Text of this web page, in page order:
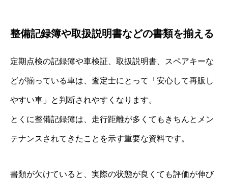
整備記録簿や取扱説明書などの書類を揃える
定期点検の記録簿や車検証、取扱説明書、スペアキーな
どが揃っている車は、査定士にとって「安心して再販し
やすい車」と判断されやすくなります。
とくに整備記録簿は、走行距離が多くてもきちんとメン
テナンスされてきたことを示す重要な資料です。
書類が欠けていると、実際の状態が良くても評価が伸び